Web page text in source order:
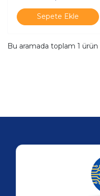
Sepete Ekle
Bu aramada toplam 1 ürün